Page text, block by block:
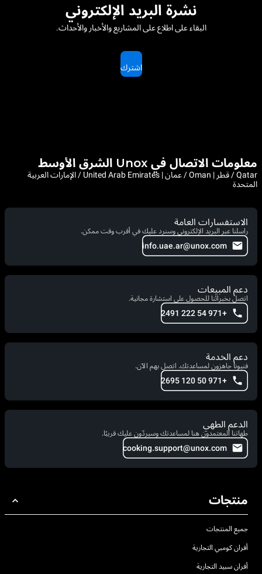
نشرة البريد الإلكتروني
البقاء على اطلاع على المشاريع والأخبار والأحداث.
اشترك
معلومات الاتصال في Unox الشرق الأوسط
Qatar / قطر | Oman / عمان | United Arab Emirates / الإمارات العربية
المتحدة
الاستفسارات العامة
راسلنا عبر البريد الإلكتروني وسنرد عليك في أقرب وقت ممكن.
info.uae.ar@unox.com
دعم المبيعات
اتصل بخبرائنا للحصول على استشارة مجانية.
+971 54 222 2491
دعم الخدمة
فنيونا جاهزون لمساعدتك. اتصل بهم الآن.
+971 50 120 2695
الدعم الطهي
طهاتنا المعتمدون هنا لمساعدتك وسيردّون عليك قريبًا.
cooking.support@unox.com
منتجات
جميع المنتجات
أفران كومبي التجارية
أفران سبيد التجارية